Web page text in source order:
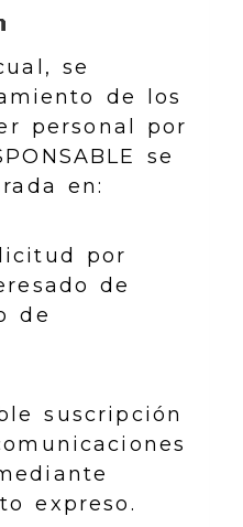
se
de los
personal por
se
en:
por
de
de
suscripción
expreso.